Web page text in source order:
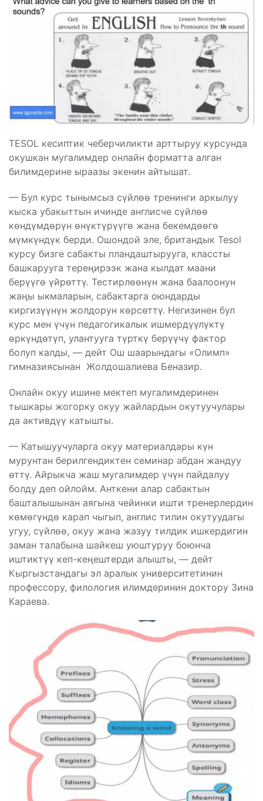
TESOL кесиптик чеберчиликти арттыруу курсунда
окушкан мугалимдер онлайн форматта алган
билимдерине ыраазы экенин айтышат.
— Бул курс тынымсыз сүйлөө тренинги аркылуу
кыска убакыттын ичинде англисче сүйлөө
көндүмдөрүн өнүктүрүүгө жана бекемдөөгө
мүмкүндүк берди. Ошондой эле, британдык Tesol
курсу бизге сабакты пландаштырууга, классты
башкарууга тереңирээк жана кылдат маани
берүүгө үйрөттү. Тестирлөөнүн жана баалоонун
жаңы ыкмаларын, сабактарга оюндарды
киргизүүнүн жолдорун көрсөттү. Негизинен бул
курс мен үчүн педагогикалык ишмердүүлүктү
өркүндөтүп, улантууга түрткү берүүчү фактор
болуп калды, — дейт Ош шаарындагы «Олимп»
гимназиясынан Жолдошалиева Беназир.
Онлайн окуу ишине мектеп мугалимдеринен
тышкары жогорку окуу жайлардын окутуучулары
да активдүү катышты.
— Катышуучуларга окуу материалдары күн
мурунтан берилгендиктен семинар абдан жандуу
өттү. Айрыкча жаш мугалимдер үчүн пайдалуу
болду деп ойлойм. Анткени алар сабактын
башталышынан аягына чейинки ишти тренерлердин
көмөгүндө карап чыгып, англис тилин окутуудагы
угуу, сүйлөө, окуу жана жазуу тилдик ишкердигин
заман талабына шайкеш уюштуруу боюнча
иштиктүү кеп-кеңештерди алышты, — дейт
Кыргызстандагы эл аралык университетинин
профессору, филология илимдеринин доктору Зина
Караева.